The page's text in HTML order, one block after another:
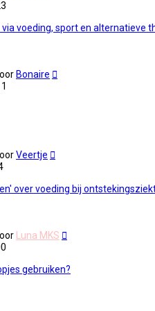
voeding, sport en alternatieve
Bonaire
Veertje
over voeding bij
Luna MKS
gebruiken?